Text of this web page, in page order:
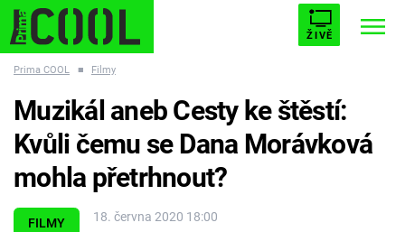
ŽIVĚ
ESCAPE PLNEJ KOTEL AVENGERS 5
Prima COOL ■ Filmy
FILMY 18. června 2020 18:00
Muzikál aneb Cesty ke štěstí:
Kvůli čemu se Dana Morávková
mohla přetrhnout?